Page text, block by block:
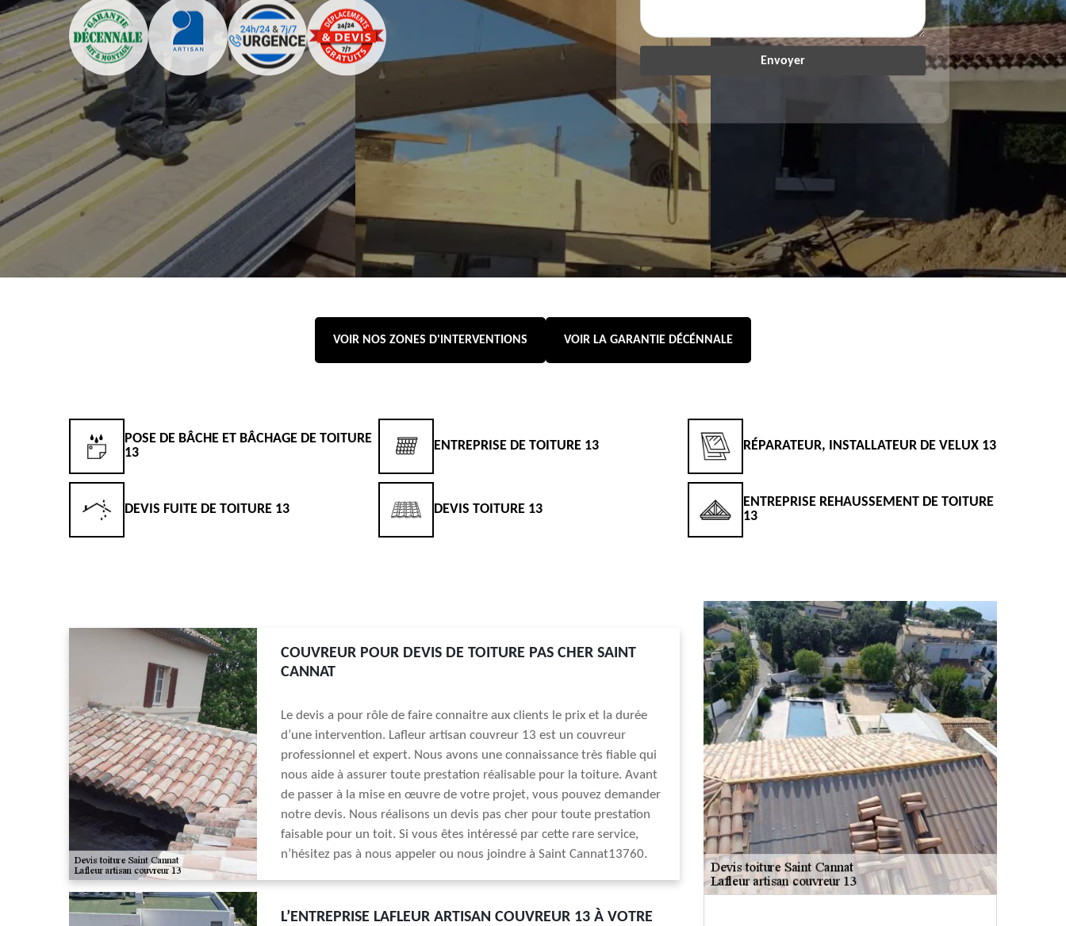
VOIR NOS ZONES D'INTERVENTIONS VOIR LA GARANTIE DÉCÉNNALE
POSE DE BÂCHE ET BÂCHAGE DE TOITURE
13
DEVIS FUITE DE TOITURE 13
ENTREPRISE DE TOITURE 13
DEVIS TOITURE 13
RÉPARATEUR, INSTALLATEUR DE VELUX 13
ENTREPRISE REHAUSSEMENT DE TOITURE
13
COUVREUR POUR DEVIS DE TOITURE PAS CHER SAINT
CANNAT
Le devis a pour rôle de faire connaitre aux clients le prix et la durée
d’une intervention. Lafleur artisan couvreur 13 est un couvreur
professionnel et expert. Nous avons une connaissance très fiable qui
nous aide à assurer toute prestation réalisable pour la toiture. Avant
de passer à la mise en œuvre de votre projet, vous pouvez demander
notre devis. Nous réalisons un devis pas cher pour toute prestation
faisable pour un toit. Si vous êtes intéressé par cette rare service,
n’hésitez pas à nous appeler ou nous joindre à Saint Cannat13760.
L’ENTREPRISE LAFLEUR ARTISAN COUVREUR 13 À VOTRE